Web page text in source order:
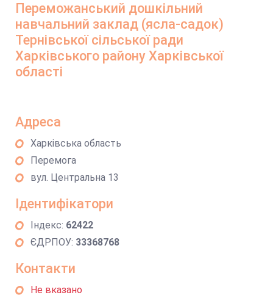
Переможанський дошкільний
навчальний заклад (ясла-садок)
Тернівської сільської ради
Харківського району Харківської
області
Адреса
Харківська область
Перемога
вул. Центральна 13
Ідентифікатори
Індекс: 62422
ЄДРПОУ: 33368768
Контакти
Не вказано